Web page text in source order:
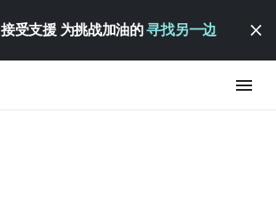
接受支援 为挑战加油的寻找另一边